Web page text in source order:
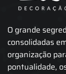
O grande
consolidadas
organização
pontualidade,